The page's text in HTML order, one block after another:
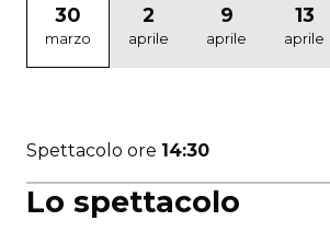
Lo spettacolo
30
marzo
2
aprile
9
aprile
13
aprile
Spettacolo ore 14:30